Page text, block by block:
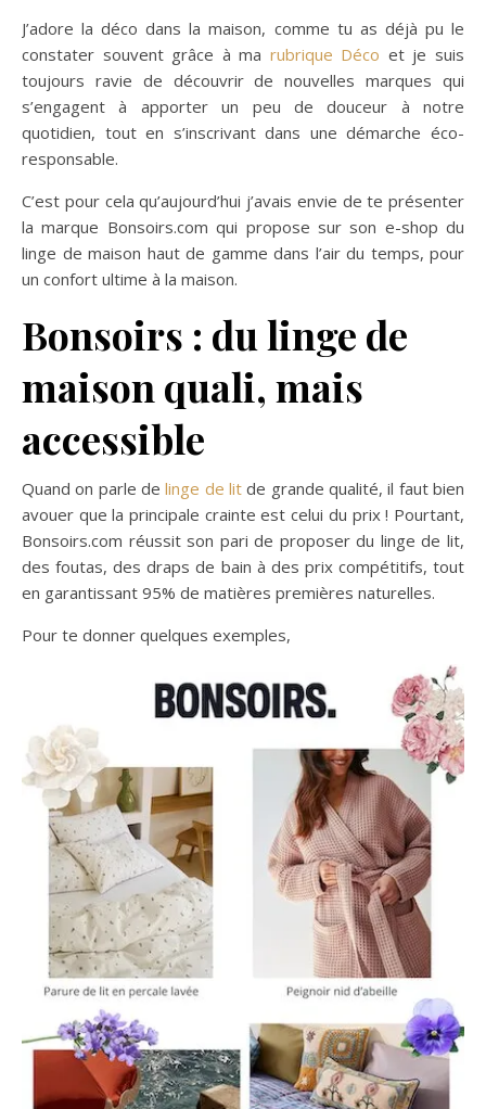
J’adore la déco dans la maison, comme tu as déjà pu le
constater souvent grâce à ma rubrique Déco et je suis
toujours ravie de découvrir de nouvelles marques qui
s’engagent à apporter un peu de douceur à notre
quotidien, tout en s’inscrivant dans une démarche éco-
responsable.
C’est pour cela qu’aujourd’hui j’avais envie de te présenter
la marque Bonsoirs.com qui propose sur son e-shop du
linge de maison haut de gamme dans l’air du temps, pour
un confort ultime à la maison.
Bonsoirs : du linge de
maison quali, mais
accessible
Quand on parle de linge de lit de grande qualité, il faut bien
avouer que la principale crainte est celui du prix ! Pourtant,
Bonsoirs.com réussit son pari de proposer du linge de lit,
des foutas, des draps de bain à des prix compétitifs, tout
en garantissant 95% de matières premières naturelles.
Pour te donner quelques exemples,